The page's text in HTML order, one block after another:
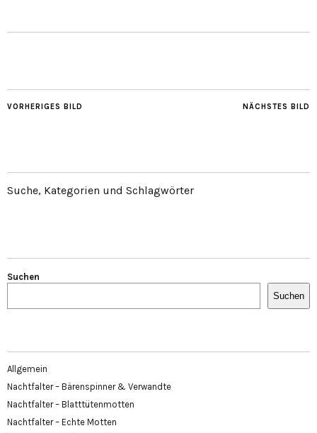
NÄCHSTES BILD
VORHERIGES BILD
Suche, Kategorien und Schlagwörter
Suchen
Suchen
Allgemein
Nachtfalter – Bärenspinner & Verwandte
Nachtfalter – Blatttütenmotten
Nachtfalter – Echte Motten